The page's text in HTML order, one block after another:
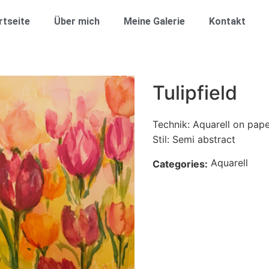
Über mich Meine Galerie Kontakt
Tulipfield
Technik: Aquarell on
Stil: Semi abstract
Categories: Aquarell